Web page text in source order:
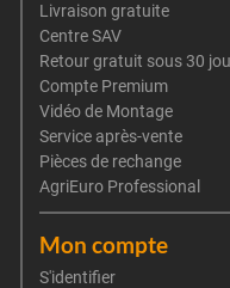
Livraison gratuite
Centre SAV
Retour gratuit sous 30
Compte Premium
Vidéo de Montage
Service après-vente
Pièces de rechange
AgriEuro Professional
Mon compte
S'identifier